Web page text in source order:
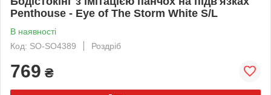
Penthouse - Eye of The Storm White S/L
В наявності
Код: SO-SO4389
Роздріб
769 ₴